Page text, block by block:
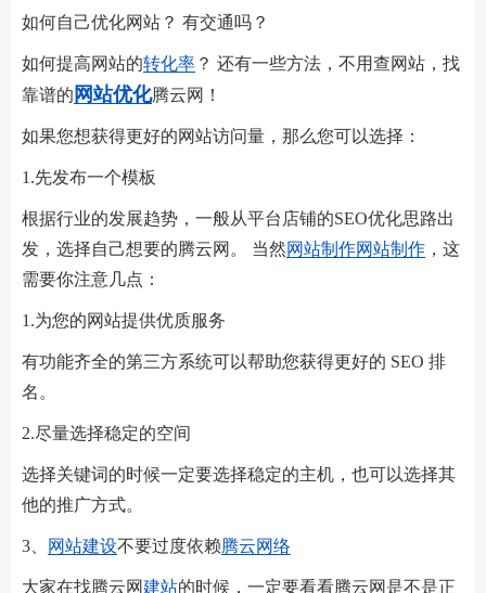
如何自己优化网站？ 有交通吗？
如何提高网站的转化率 ？ 还有一些方法，不用查网站，找
靠谱的 网站优化腾云网！
如果您想获得更好的网站访问量，那么您可以选择：
1.先发布一个模板
根据行业的发展趋势，一般从平台店铺的SEO优化思路出
发，选择自己想要的腾云网。 当然网站制作网站制作 ，这
需要你注意几点：
1.为您的网站提供优质服务
有功能齐全的第三方系统可以帮助您获得更好的 SEO 排
名。
2.尽量选择稳定的空间
选择关键词的时候一定要选择稳定的主机，也可以选择其
他的推广方式。
3、 网站建设不要过度依赖 腾云网络
大家在找腾云网建站的时候，一定要看看腾云网是不是正